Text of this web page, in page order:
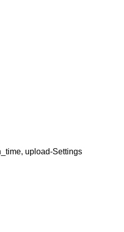
upload-Settings